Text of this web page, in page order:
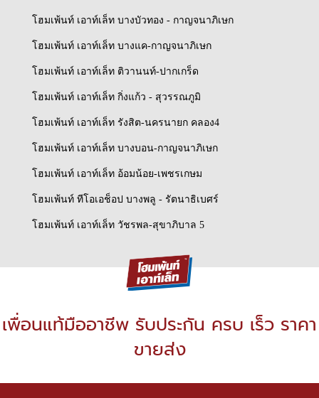
โฮมเพ้นท์ เอาท์เล็ท บางบัวทอง - กาญจนาภิเษก
โฮมเพ้นท์ เอาท์เล็ท บางแค-กาญจนาภิเษก
โฮมเพ้นท์ เอาท์เล็ท ติวานนท์-ปากเกร็ด
โฮมเพ้นท์ เอาท์เล็ท กิ่งแก้ว - สุวรรณภูมิ
โฮมเพ้นท์ เอาท์เล็ท รังสิต-นครนายก คลอง4
โฮมเพ้นท์ เอาท์เล็ท บางบอน-กาญจนาภิเษก
โฮมเพ้นท์ เอาท์เล็ท อ้อมน้อย-เพชรเกษม
โฮมเพ้นท์ ทีโอเอช็อป บางพลู - รัตนาธิเบศร์
โฮมเพ้นท์ เอาท์เล็ท วัชรพล-สุขาภิบาล 5
เพื่อนแท้มืออาชีพ รับประกัน ครบ เร็ว ราคา
ขายส่ง